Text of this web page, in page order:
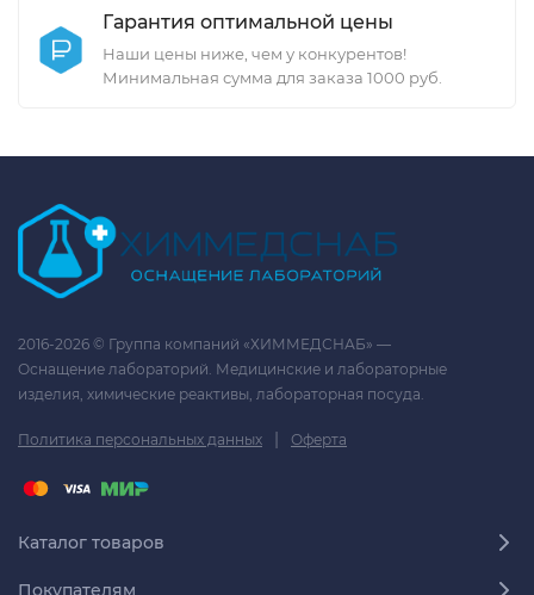
Гарантия оптимальной цены
Наши цены ниже, чем у конкурентов!
Минимальная сумма для заказа 1000 руб.
2016-2026 © Группа компаний «ХИММЕДСНАБ» —
Оснащение лабораторий. Медицинские и лабораторные
изделия, химические реактивы, лабораторная посуда.
Политика персональных данных | Оферта
Каталог товаров
Покупателям